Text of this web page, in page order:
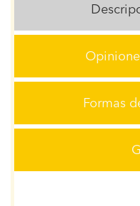
Formas